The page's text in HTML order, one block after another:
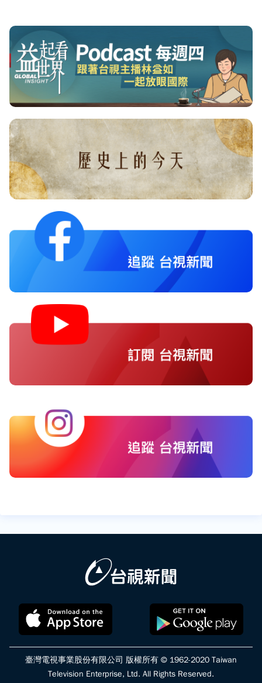
臺灣電視事業股份有限公司 版權所有 © 1962-2020 Taiwan
Television Enterprise, Ltd. All Rights Reserved.